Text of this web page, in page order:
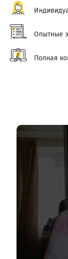
Опытные
Полная